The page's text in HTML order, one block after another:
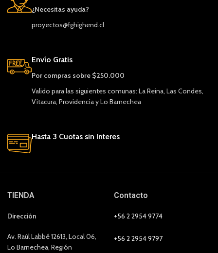
¿Necesitas ayuda?
proyectos@fghighend.cl
Envío Gratis
Por compras sobre $250.000
Valido para las siguientes comunas: La Reina, Las Condes,
Vitacura, Providencia y Lo Barnechea
Hasta 3 Cuotas sin Interes
TIENDA
Dirección
Av. Raúl Labbé 12613, Local 06,
Lo Barnechea, Región
Contacto
+56 2 2954 9774
+56 2 2954 9797